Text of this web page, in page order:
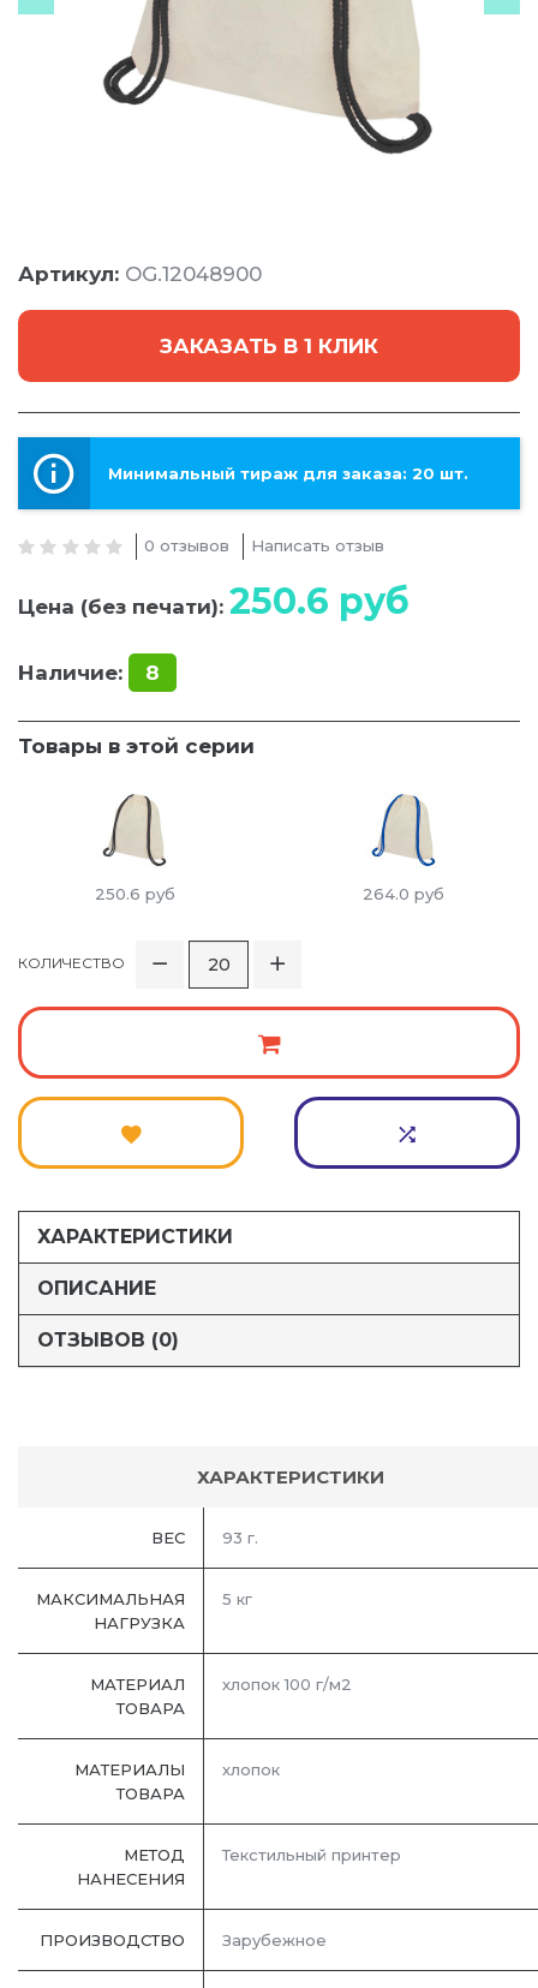
Артикул: OG.12048900
ЗАКАЗАТЬ В 1 КЛИК
Минимальный тираж для заказа: 20 шт.
0 отзывов Написать отзыв
Цена (без печати): 250.6 руб
Наличие: 8
Товары в этой серии
250.6 руб 264.0 руб
КОЛИЧЕСТВО
ХАРАКТЕРИСТИКИ
ОПИСАНИЕ
ОТЗЫВОВ (0)
ХАРАКТЕРИСТИКИ
ВЕС 93 г.
МАКСИМАЛЬНАЯ
НАГРУЗКА
5 кг
МАТЕРИАЛ
ТОВАРА
хлопок 100 г/м2
МАТЕРИАЛЫ
ТОВАРА
хлопок
МЕТОД
НАНЕСЕНИЯ
Текстильный принтер
ПРОИЗВОДСТВО Зарубежное